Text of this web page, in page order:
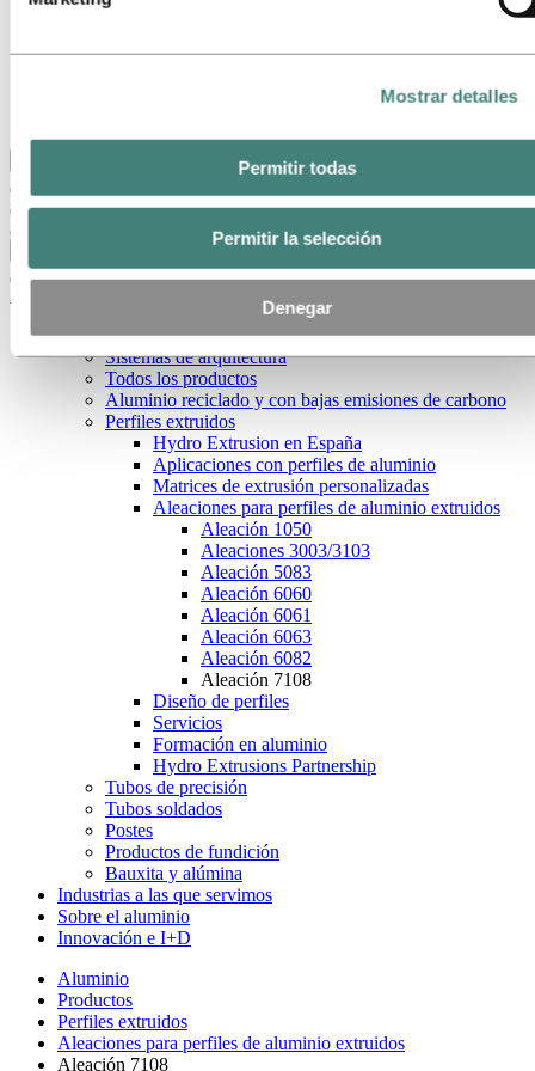
Mostrar detalles
Permitir todas
Permitir la selección
Denegar
Nuestro objetivo y nuestros valores básicos
Nuestras ubicaciones en Argentina
Productos
Sistemas de arquitectura
Todos los productos
Aluminio reciclado y con bajas emisiones de carbono
Perfiles extruidos
Hydro Extrusion en España
Aplicaciones con perfiles de aluminio
Matrices de extrusión personalizadas
Aleaciones para perfiles de aluminio extruidos
Aleación 1050
Aleaciones 3003/3103
Aleación 5083
Aleación 6060
Aleación 6061
Aleación 6063
Aleación 6082
Aleación 7108
Diseño de perfiles
Servicios
Formación en aluminio
Hydro Extrusions Partnership
Tubos de precisión
Tubos soldados
Postes
Productos de fundición
Bauxita y alúmina
Industrias a las que servimos
Sobre el aluminio
Innovación e I+D
Aluminio
Productos
Perfiles extruidos
Aleaciones para perfiles de aluminio extruidos
Aleación 7108